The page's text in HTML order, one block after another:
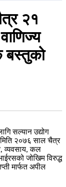
२१
बस्तुको
सल्यान उद्योग
मिति २०७६ साल चैत्र
व्यवसाय, कल
जोखिम विरुद्ध
मार्फत अपील